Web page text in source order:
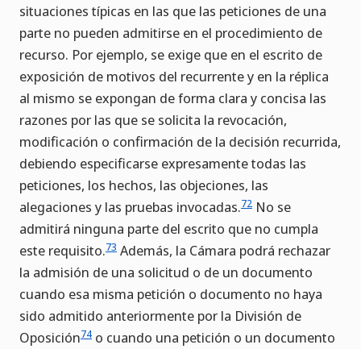
situaciones típicas en las que las peticiones de una
parte no pueden admitirse en el procedimiento de
recurso. Por ejemplo, se exige que en el escrito de
exposición de motivos del recurrente y en la réplica
al mismo se expongan de forma clara y concisa las
razones por las que se solicita la revocación,
modificación o confirmación de la decisión recurrida,
debiendo especificarse expresamente todas las
peticiones, los hechos, las objeciones, las
alegaciones y las pruebas invocadas.72 No se
admitirá ninguna parte del escrito que no cumpla
este requisito.73 Además, la Cámara podrá rechazar
la admisión de una solicitud o de un documento
cuando esa misma petición o documento no haya
sido admitido anteriormente por la División de
Oposición74 o cuando una petición o un documento